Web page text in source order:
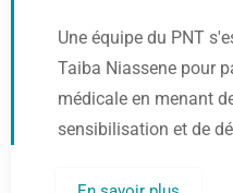
Une équipe du PNT
Taiba Niassene pour
médicale en menant
sensibilisation et de